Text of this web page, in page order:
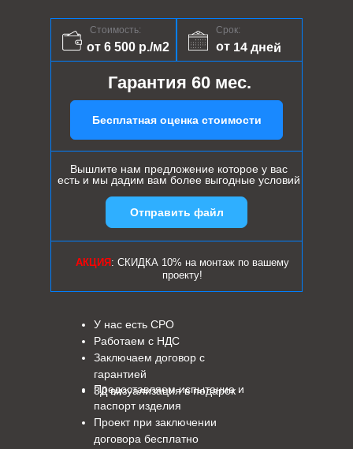
Срок:
от 14 дней
Стоимость:
от 6 500 р./м2
Гарантия 60 мес.
Бесплатная оценка стоимости
Вышлите нам предложение которое у вас
есть и мы дадим вам более выгодные условий
АКЦИЯ : СКИДКА 10% на монтаж по вашему
проекту!
Предоставляем испытание и
паспорт изделия
Проект при заключении
договора бесплатно
У нас есть СРО
Работаем с НДС
Заключаем договор с
гарантией
3Д визуализация в подарок
Отправить файл